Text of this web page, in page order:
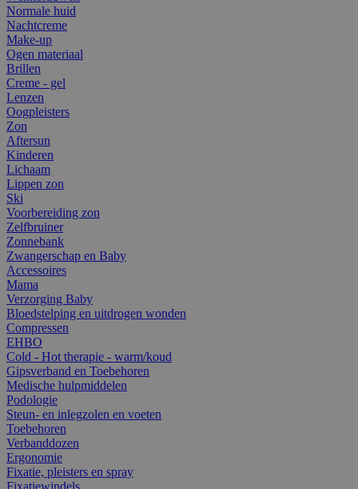
Normale huid
Nachtcreme
Make-up
Ogen materiaal
Brillen
Creme - gel
Lenzen
Oogpleisters
Zon
Aftersun
Kinderen
Lichaam
Lippen zon
Ski
Voorbereiding zon
Zelfbruiner
Zonnebank
Zwangerschap en Baby
Accessoires
Mama
Verzorging Baby
Bloedstelping en uitdrogen wonden
Compressen
EHBO
Cold - Hot therapie - warm/koud
Gipsverband en Toebehoren
Medische hulpmiddelen
Podologie
Steun- en inlegzolen en voeten
Toebehoren
Verbanddozen
Ergonomie
Fixatie, pleisters en spray
Fixatiewindels